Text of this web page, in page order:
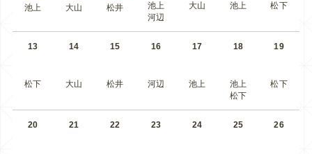
池上 大山 松井
池上
河辺
大山 池上 松下
13
松下
14
大山
15
松井
16
河辺
17
池上
18
池上
松下
19
松下
20 21 22 23 24 25 26